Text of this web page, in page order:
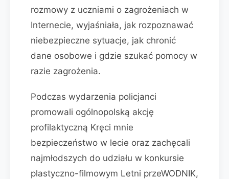
rozmowy z uczniami o zagrożeniach w
Internecie, wyjaśniała, jak rozpoznawać
niebezpieczne sytuacje, jak chronić
dane osobowe i gdzie szukać pomocy w
razie zagrożenia.
Podczas wydarzenia policjanci
promowali ogólnopolską akcję
profilaktyczną Kręci mnie
bezpieczeństwo w lecie oraz zachęcali
najmłodszych do udziału w konkursie
plastyczno-filmowym Letni przeWODNIK,